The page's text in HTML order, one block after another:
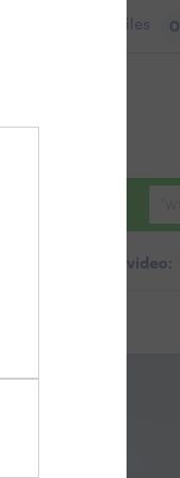
Files 0
Zoeken in foto & video: